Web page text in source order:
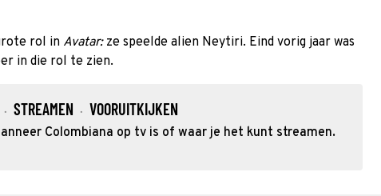
rol in Avatar: ze speelde alien Neytiri. Eind vorig jaar was
in die rol te zien.
· STREAMEN · VOORUITKIJKEN
Colombiana op tv is of waar je het kunt streamen.